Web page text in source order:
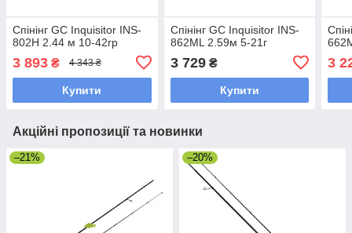
Спінінг GC Inquisitor INS-
802H 2.44 м 10-42гр
3 893 ₴ 4 343 ₴
Купити
Спінінг GC Inquisitor INS-
862ML 2.59м 5-21г
3 729₴
Купити
3
Акційні пропозиції та новинки
–21% –20%